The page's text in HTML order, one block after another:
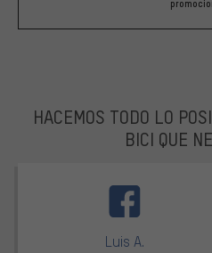
HACEMOS TODO LO
BICI QUE
Luis A.